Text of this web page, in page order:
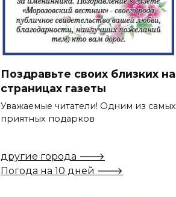
Поздравьте своих близких на
страницах газеты
Уважаемые читатели! Одним из самых
приятных подарков
другие города 🡒
Погода на 10 дней 🡒